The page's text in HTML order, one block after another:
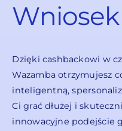
Wniosek
Dzięki cashbackowi w
Wazamba otrzymujesz
inteligentną,
Ci grać dłużej i
innowacyjne podejście